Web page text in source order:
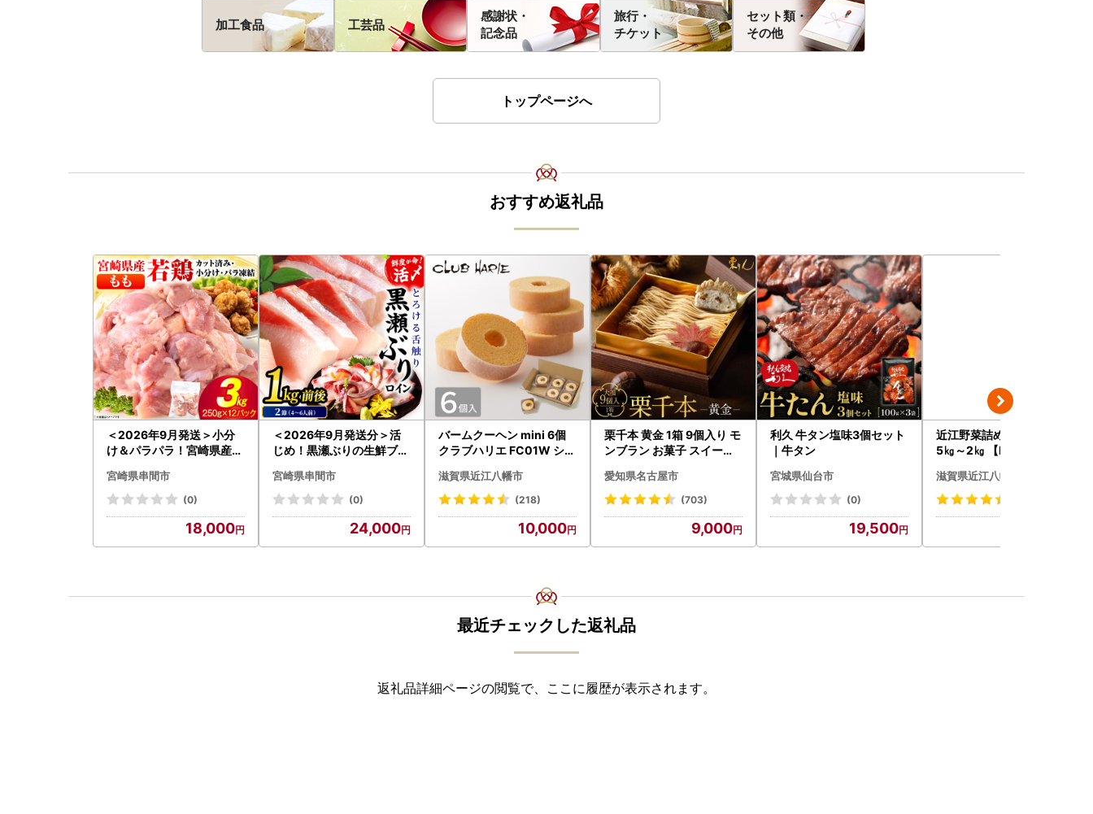
加工食品 工芸品
感謝状・
記念品
旅行・
チケット
セット類・
その他
トップページへ
おすすめ返礼品
＜2026年9月発送＞小分
け＆パラパラ！宮崎県産鶏
-009-2609
宮崎県串間市
(0)
18,000
＜2026年9月発送分＞活
じめ！黒瀬ぶりの生鮮ブリ
K001-012-2609
宮崎県串間市
(0)
24,000
バームクーヘン mini 6個
クラブハリエ FC01W シェ
ン
滋賀県近江八幡市
(218)
10,000
栗千本 黄金 1箱 9個入り モ
ンブラン お菓子 スイーツ
愛知県名古屋市
(703)
9,000
利久 牛タン塩味3個セット
｜牛タン
宮城県仙台市
(0)
19,500
近江野菜詰め合せセット 1.
5㎏～2㎏ 【K002W】 野
滋賀県近江八幡市
最近チェックした返礼品
返礼品詳細ページの閲覧で、ここに履歴が表示されます。